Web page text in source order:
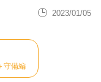
2023/01/05
守備編